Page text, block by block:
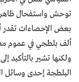
توحش واستفحال
ألف بلطجي في عموم
ولكنها تشير
البلطجة إحدى وسائل